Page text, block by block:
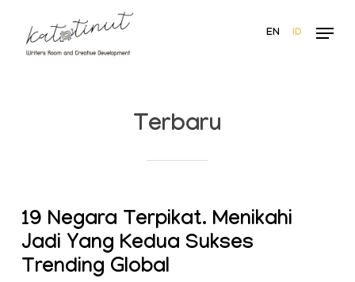
main
EN ID
Menu
Terbaru
19 Negara Terpikat. Menikahi
Jadi Yang Kedua Sukses
Trending Global